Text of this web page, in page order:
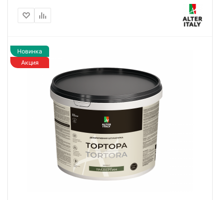
Новинка
Акция